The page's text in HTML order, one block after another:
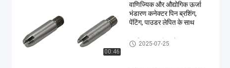
00:46
वाणिज्यिक और औद्योगिक ऊर्जा
भंडारण कनेक्टर पिन ब्रशिंग,
पेंटिंग, पाउडर लेपित के साथ
ऊर्जा भंडारण कनेक्टर्स
2025-07-25